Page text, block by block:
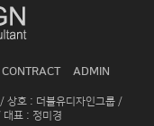
CONTRACT ADMIN
상호 : 더블유디자인그룹 /
표 : 정미경